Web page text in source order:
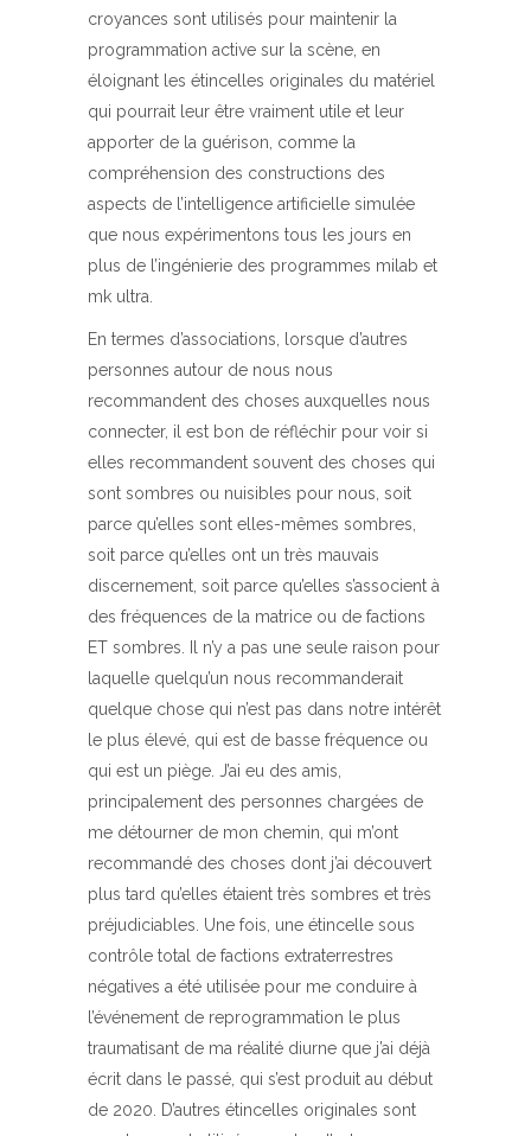
croyances sont utilisés pour maintenir la
programmation active sur la scène, en
éloignant les étincelles originales du matériel
qui pourrait leur être vraiment utile et leur
apporter de la guérison, comme la
compréhension des constructions des
aspects de l’intelligence artificielle simulée
que nous expérimentons tous les jours en
plus de l’ingénierie des programmes milab et
mk ultra.
En termes d’associations, lorsque d’autres
personnes autour de nous nous
recommandent des choses auxquelles nous
connecter, il est bon de réfléchir pour voir si
elles recommandent souvent des choses qui
sont sombres ou nuisibles pour nous, soit
parce qu’elles sont elles-mêmes sombres,
soit parce qu’elles ont un très mauvais
discernement, soit parce qu’elles s’associent à
des fréquences de la matrice ou de factions
ET sombres. Il n’y a pas une seule raison pour
laquelle quelqu’un nous recommanderait
quelque chose qui n’est pas dans notre intérêt
le plus élevé, qui est de basse fréquence ou
qui est un piège. J’ai eu des amis,
principalement des personnes chargées de
me détourner de mon chemin, qui m’ont
recommandé des choses dont j’ai découvert
plus tard qu’elles étaient très sombres et très
préjudiciables. Une fois, une étincelle sous
contrôle total de factions extraterrestres
négatives a été utilisée pour me conduire à
l’événement de reprogrammation le plus
traumatisant de ma réalité diurne que j’ai déjà
écrit dans le passé, qui s’est produit au début
de 2020. D’autres étincelles originales sont